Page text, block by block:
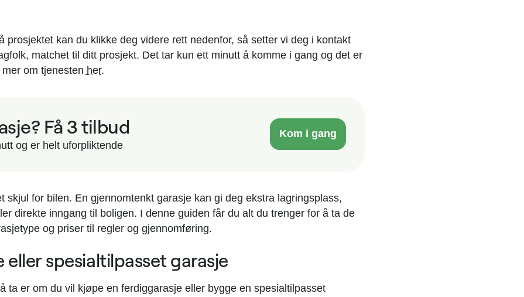
prosjektet kan du klikke deg videre rett nedenfor, så setter vi deg i kontakt
matchet til ditt prosjekt. Det tar kun ett minutt å komme i gang og det er
om tjenesten her.
Få 3 tilbud
og er helt uforpliktende
Kom i gang
skjul for bilen. En gjennomtenkt garasje kan gi deg ekstra lagringsplass,
direkte inngang til boligen. I denne guiden får du alt du trenger for å ta de
og priser til regler og gjennomføring.
eller spesialtilpasset garasje
ta er om du vil kjøpe en ferdiggarasje eller bygge en spesialtilpasset